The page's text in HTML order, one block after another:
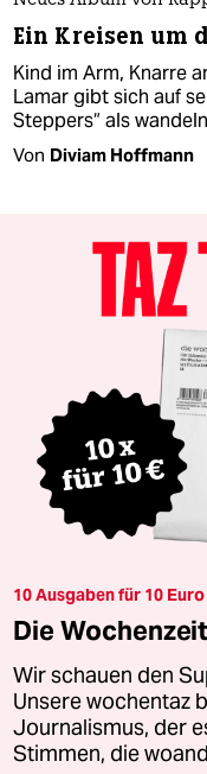
Ein Kreisen um
Kind im Arm, Knarre
Lamar gibt sich auf
Steppers“ als
Von Diviam Hoffmann
10 Ausgaben für 10 Euro
Die
Wir schauen den
Unsere wochentaz
Journalismus, der
Stimmen, die